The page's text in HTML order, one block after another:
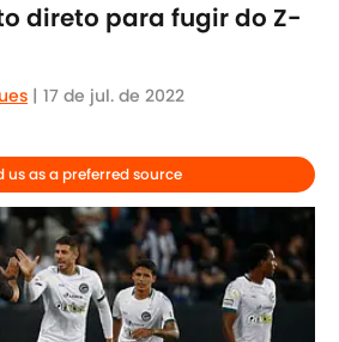
direto para fugir do Z-
| 17 de jul. de 2022
us as a preferred source